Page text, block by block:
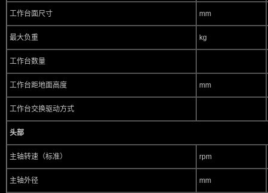
工作台面尺寸 mm
最大负重 kg
工作台数量
工作台距地面高度 mm
工作台交换驱动方式
头部
主轴转速（标准） rpm
主轴外径 mm